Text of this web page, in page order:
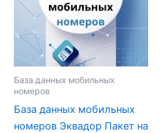
База данных мобильных
номеров
База данных мобильных
номеров Эквадор Пакет на